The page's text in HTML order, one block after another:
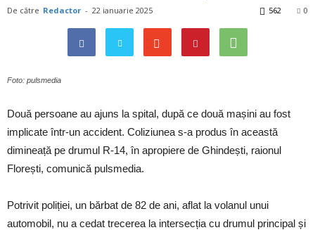
De către Redactor - 22 ianuarie 2025 0
562
Foto: pulsmedia
Două persoane au ajuns la spital, după ce două mașini au fost
implicate într-un accident. Coliziunea s-a produs în această
dimineață pe drumul R-14, în apropiere de Ghindești, raionul
Florești, comunică pulsmedia.
Potrivit poliției, un bărbat de 82 de ani, aflat la volanul unui
automobil, nu a cedat trecerea la intersecția cu drumul principal și